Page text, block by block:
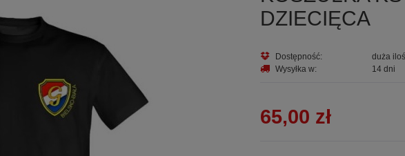
DZIECIĘCA
Dostępność:
duża
Wysyłka w:
14 dni
65,00 zł